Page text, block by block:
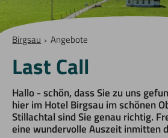
Birgsau › Angebote
Last Call
Hallo - schön, dass Sie zu uns
hier im Hotel Birgsau im schönen
Stillachtal sind Sie genau richtig.
eine wundervolle Auszeit inmitten